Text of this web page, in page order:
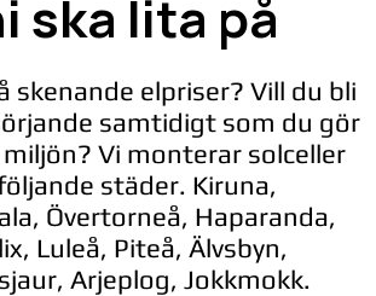
ska lita på
skenande elpriser? Vill du bli
samtidigt som du gör
Vi monterar solceller
städer. Kiruna,
Övertorneå, Haparanda,
Luleå, Piteå, Älvsbyn,
Arjeplog, Jokkmokk.